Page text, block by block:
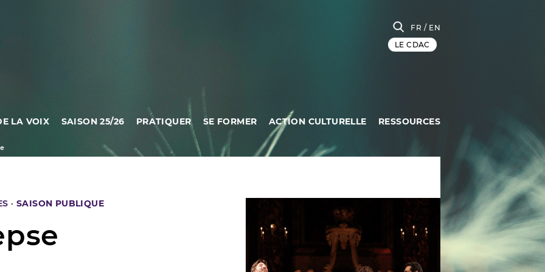
FR / EN
LE CDAC
LA VOIX SAISON 25/26 PRATIQUER SE FORMER ACTION CULTURELLE RESSOURCES
·SAISON PUBLIQUE